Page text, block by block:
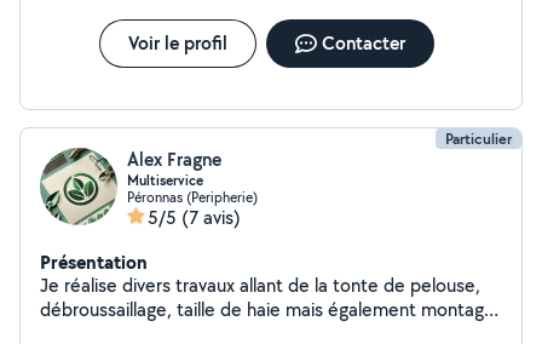
Voir le profil Contacter
Particulier
Alex Fragne
Multiservice
Péronnas (Peripherie)
5/5 (7 avis)
Présentation
Je réalise divers travaux allant de la tonte de pelouse,
débroussaillage, taille de haie mais également montage